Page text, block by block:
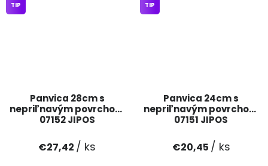
Panvica 28cm s
nepriľnavým povrchom
07152 JIPOS
TIP
€27,42 / ks
Panvica 24cm s
nepriľnavým povrchom
07151 JIPOS
TIP
€20,45 / ks